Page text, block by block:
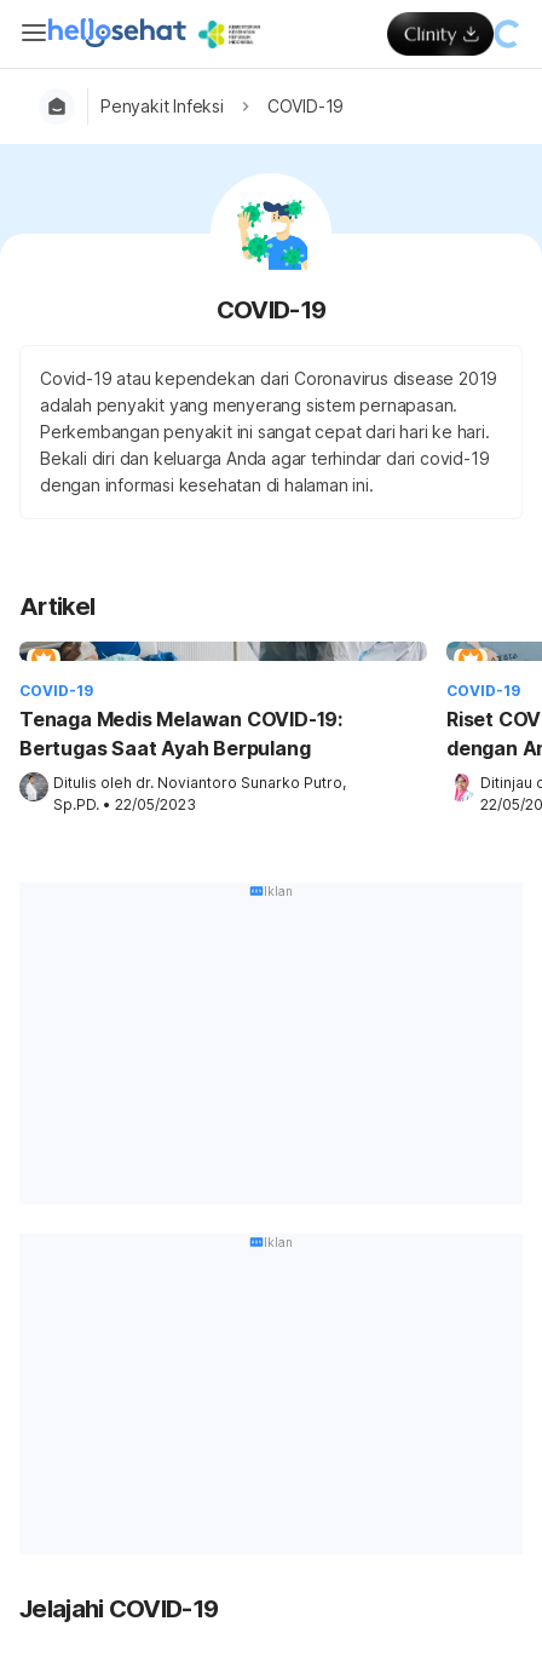
Penyakit Infeksi COVID-19
COVID-19
Covid-19 atau kependekan dari Coronavirus disease 2019
adalah penyakit yang menyerang sistem pernapasan.
Perkembangan penyakit ini sangat cepat dari hari ke hari.
Bekali diri dan keluarga Anda agar terhindar dari covid-19
dengan informasi kesehatan di halaman ini.
Artikel
COVID-19
Tenaga Medis Melawan COVID-19:
Bertugas Saat Ayah Berpulang
Ditulis oleh dr. Noviantoro Sunarko Putro,
Sp.PD. • 22/05/2023
COVID-19
Riset
dengan
Ditinjau
22/05/
Iklan
Iklan
Jelajahi COVID-19